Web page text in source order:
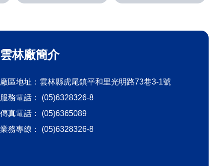
雲林廠簡介
廠區地址：雲林縣虎尾鎮平和里光明路73巷3-1號
服務電話： (05)6328326-8
傳真電話： (05)6365089
業務專線： (05)6328326-8